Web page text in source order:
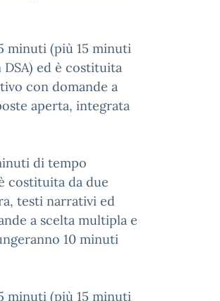
minuti (più 15 minuti
ed è costituita
con domande a
aperta, integrata
di tempo
costituita da due
testi narrativi ed
a scelta multipla e
10 minuti
minuti (più 15 minuti